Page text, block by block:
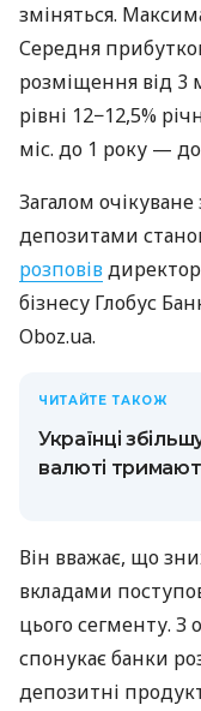
зміняться.
Середня
розміщення від 3
рівні 12−12,5%
міс. до 1 року —
Загалом
депозитами
розповів
бізнесу Глобус
Oboz.ua.
ЧИТАЙТЕ ТАКОЖ
Українці
валюті
Він вважає, що
вкладами
цього сегменту. З
спонукає банки
депозитні